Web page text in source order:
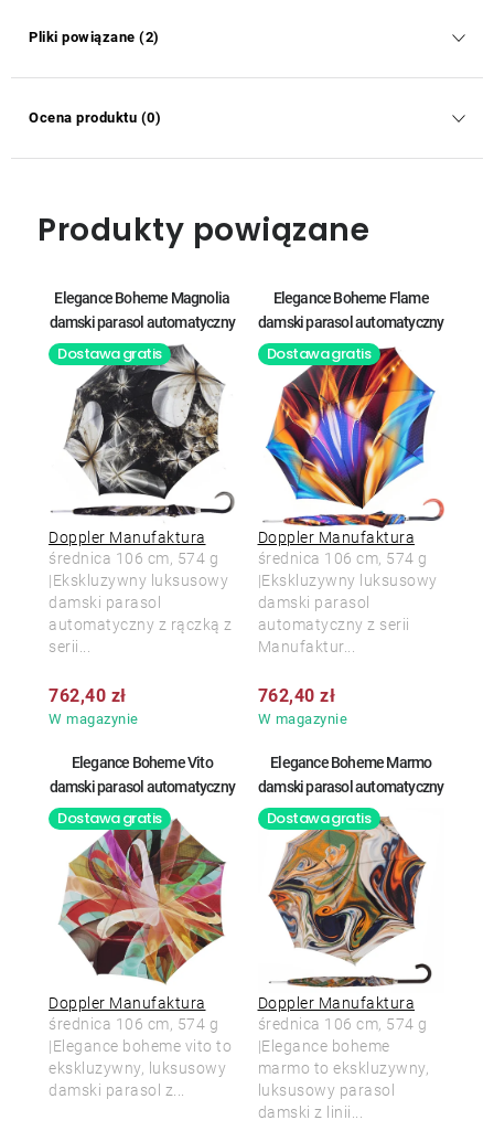
Pliki powiązane (2)
Ocena produktu (0)
Produkty powiązane
Elegance Boheme Magnolia
damski parasol automatyczny
Dostawa gratis
Doppler Manufaktura
W magazynie
762,40 zł
średnica 106 cm, 574 g
|Ekskluzywny luksusowy
damski parasol
automatyczny z rączką z
serii...
Elegance Boheme Flame
damski parasol automatyczny
Dostawa gratis
Doppler Manufaktura
W magazynie
762,40 zł
średnica 106 cm, 574 g
|Ekskluzywny luksusowy
damski parasol
automatyczny z serii
Manufaktur...
Elegance Boheme Vito
damski parasol automatyczny
Dostawa gratis
Doppler Manufaktura
średnica 106 cm, 574 g
|Elegance boheme vito to
ekskluzywny, luksusowy
damski parasol z...
Elegance Boheme Marmo
damski parasol automatyczny
Dostawa gratis
Doppler Manufaktura
średnica 106 cm, 574 g
|Elegance boheme
marmo to ekskluzywny,
luksusowy parasol
damski z linii...